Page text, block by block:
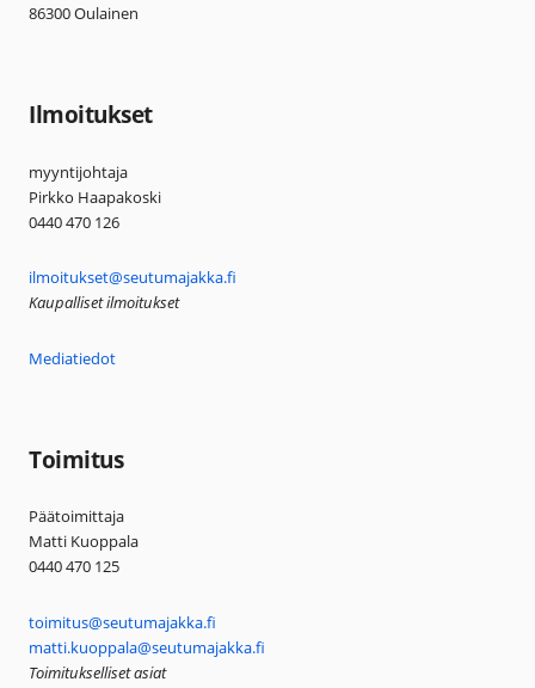
86300 Oulainen
Ilmoitukset
myyntijohtaja
Pirkko Haapakoski
0440 470 126
ilmoitukset@seutumajakka.fi
Kaupalliset ilmoitukset
Mediatiedot
Toimitus
Päätoimittaja
Matti Kuoppala
0440 470 125
toimitus@seutumajakka.fi
matti.kuoppala@seutumajakka.fi
Toimitukselliset asiat